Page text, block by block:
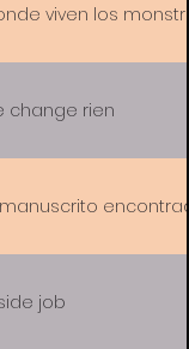
viven los
change rien
manuscrito
job